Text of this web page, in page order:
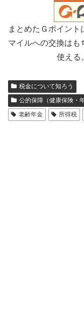
まとめたＧポイン
マイルへの交換はも
使える
税金について知ろう
公的保障（健康保険・
老齢年金
所得税